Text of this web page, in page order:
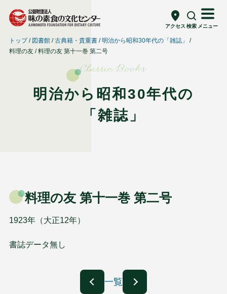
アクセス 検索 メニュー
トップ 図書館 古典籍・貴重書
明治から昭和30年代の「雑誌」
料理の友
料理の友 第十一巻 第二号
Classic Books
明治から昭和30年代の
「雑誌」
料理の友 第十一巻 第二号
1923年（大正12年）
書誌データ無し
一覧